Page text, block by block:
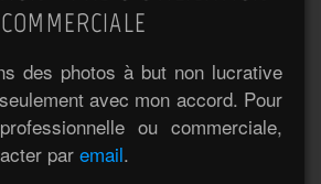
COMMERCIALE
des photos à but non lucrative
avec mon accord. Pour
ou commerciale,
par email.